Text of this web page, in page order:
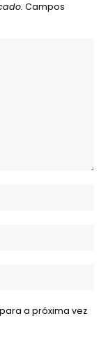
Campos
a próxima vez